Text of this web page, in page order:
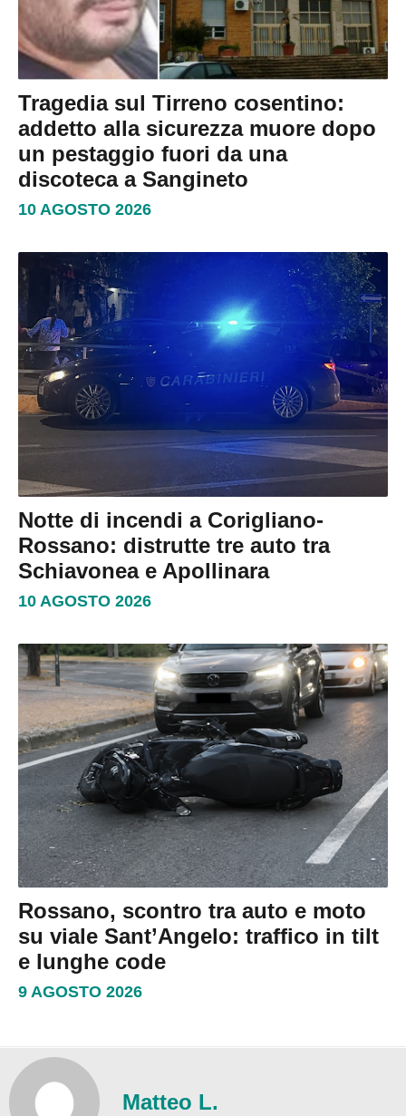
Tragedia sul Tirreno cosentino:
addetto alla sicurezza muore dopo
un pestaggio fuori da una
discoteca a Sangineto
10 AGOSTO 2026
Notte di incendi a Corigliano-
Rossano: distrutte tre auto tra
Schiavonea e Apollinara
10 AGOSTO 2026
Rossano, scontro tra auto e moto
su viale Sant’Angelo: traffico in tilt
e lunghe code
9 AGOSTO 2026
Matteo L.